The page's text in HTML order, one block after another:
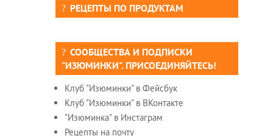
РЕЦЕПТЫ ПО ПРОДУКТАМ
СООБЩЕСТВА И ПОДПИСКИ
"ИЗЮМИНКИ". ПРИСОЕДИНЯЙТЕСЬ!
Клуб "Изюминки" в Фейсбук
Клуб "Изюминки" в ВКонтакте
"Изюминка" в Инстаграм
Рецепты на почту